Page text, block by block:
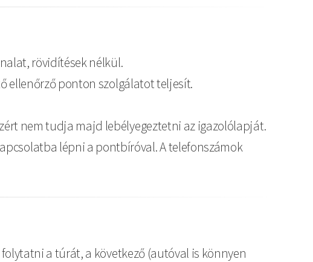
rövidítések nélkül.
ellenőrző ponton szolgálatot teljesít.
nem tudja majd lebélyegeztetni az igazolólapját.
lépni a pontbíróval. A telefonszámok
a túrát, a következő (autóval is könnyen